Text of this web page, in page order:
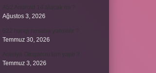
Ağustos 3, 2026
Temmuz 30, 2026
Temmuz 3, 2026